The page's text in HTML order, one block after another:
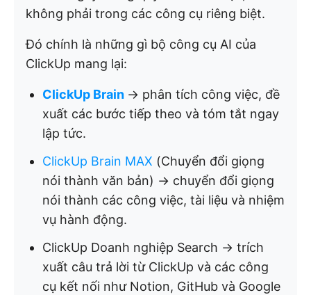
không phải trong các công cụ riêng biệt.
Đó chính là những gì bộ công cụ AI của
ClickUp mang lại:
ClickUp Brain → phân tích công việc, đề
xuất các bước tiếp theo và tóm tắt ngay
lập tức.
ClickUp Brain MAX (Chuyển đổi giọng
nói thành văn bản) → chuyển đổi giọng
nói thành các công việc, tài liệu và nhiệm
vụ hành động.
ClickUp Doanh nghiệp Search → trích
xuất câu trả lời từ ClickUp và các công
cụ kết nối như Notion, GitHub và Google